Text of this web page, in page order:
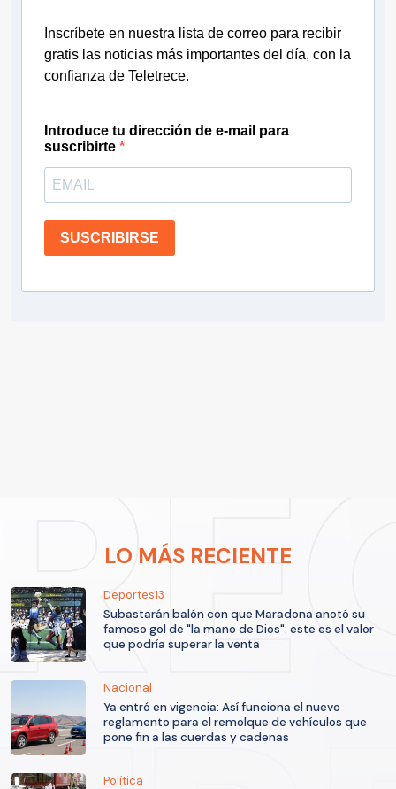
Inscríbete en nuestra lista de correo para recibir
gratis las noticias más importantes del día, con la
confianza de Teletrece.
Introduce tu dirección de e-mail para
suscribirte
SUSCRIBIRSE
LO MÁS RECIENTE
Deportes13
Subastarán balón con que Maradona anotó su
famoso gol de "la mano de Dios": este es el valor
que podría superar la venta
Nacional
Ya entró en vigencia: Así funciona el nuevo
reglamento para el remolque de vehículos que
pone fin a las cuerdas y cadenas
Política